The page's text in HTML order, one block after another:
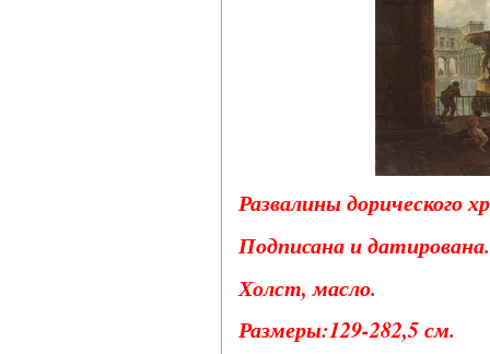
Развалины дорического
Подписана и датирована.
Холст, масло.
Размеры:129-282,5 см.